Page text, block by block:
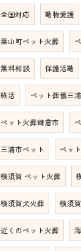
全国対応 動物愛護
葉山町ペット火葬
無料相談 保護活動
終活 ペット葬儀三
ペット火葬鎌倉市
三浦市ペット ペッ
横須賀 ペット火葬
横須賀犬火葬 横須
近くのペット火葬